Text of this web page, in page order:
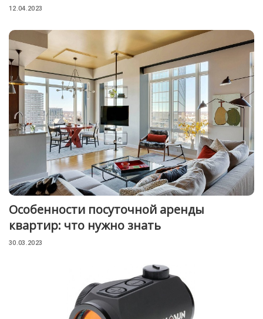
12.04.2023
Особенности посуточной аренды
квартир: что нужно знать
30.03.2023